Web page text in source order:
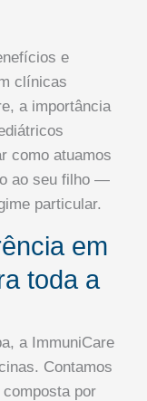
e
clínicas
a importância
como atuamos
ao seu filho —
particular.
em
toda a
a ImmuniCare
Contamos
por